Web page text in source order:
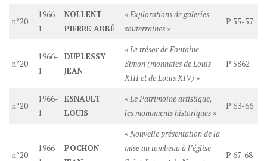
n°20
1966-
1
NOLLENT
PIERRE ABBÉ
« Explorations de galeries
souterraines »
P 55-57
n°20
1966-
1
DUPLESSY
JEAN
« Le trésor de Fontaine-
Simon (monnaies de Louis
XIII et de Louis XIV) »
P 5862
n°20
1966-
1
ESNAULT
LOUIS
« Le Patrimoine artistique,
les monuments historiques »
P 63-66
n°20
1966-
POCHON
« Nouvelle présentation de la
mise au tombeau à l’église
P 67-68